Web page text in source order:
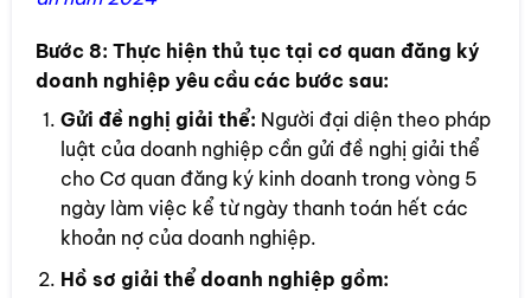
Bước 8: Thực hiện thủ tục tại cơ quan đăng ký
doanh nghiệp yêu cầu các bước sau:
Gửi đề nghị giải thể: Người đại diện theo pháp
luật của doanh nghiệp cần gửi đề nghị giải thể
cho Cơ quan đăng ký kinh doanh trong vòng 5
ngày làm việc kể từ ngày thanh toán hết các
khoản nợ của doanh nghiệp.
Hồ sơ giải thể doanh nghiệp gồm: